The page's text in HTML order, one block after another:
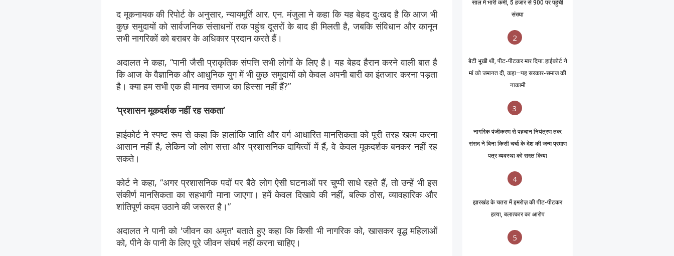
द मूकनायक की रिपोर्ट के अनुसार, न्यायमूर्ति आर. एन. मंजुला ने कहा कि यह बेहद दुःखद है कि आज भी
कुछ समुदायों को सार्वजनिक संसाधनों तक पहुंच दूसरों के बाद ही मिलती है, जबकि संविधान और कानून
सभी नागरिकों को बराबर के अधिकार प्रदान करते हैं।
अदालत ने कहा, “पानी जैसी प्राकृतिक संपत्ति सभी लोगों के लिए है। यह बेहद हैरान करने वाली बात है
कि आज के वैज्ञानिक और आधुनिक युग में भी कुछ समुदायों को केवल अपनी बारी का इंतजार करना पड़ता
है। क्या हम सभी एक ही मानव समाज का हिस्सा नहीं हैं?”
‘प्रशासन मूकदर्शक नहीं रह सकता’
हाईकोर्ट ने स्पष्ट रूप से कहा कि हालांकि जाति और वर्ग आधारित मानसिकता को पूरी तरह खत्म करना
आसान नहीं है, लेकिन जो लोग सत्ता और प्रशासनिक दायित्वों में हैं, वे केवल मूकदर्शक बनकर नहीं रह
सकते।
कोर्ट ने कहा, “अगर प्रशासनिक पदों पर बैठे लोग ऐसी घटनाओं पर चुप्पी साधे रहते हैं, तो उन्हें भी इस
संकीर्ण मानसिकता का सहभागी माना जाएगा। हमें केवल दिखावे की नहीं, बल्कि ठोस, व्यावहारिक और
शांतिपूर्ण कदम उठाने की जरूरत है।”
अदालत ने पानी को 'जीवन का अमृत' बताते हुए कहा कि किसी भी नागरिक को, खासकर वृद्ध महिलाओं
को, पीने के पानी के लिए पूरे जीवन संघर्ष नहीं करना चाहिए।
साल में भारी कमी, 5 हजार से 900 पर पहुंची
संख्या
2
बेटी भूखी थी, पीट-पीटकर मार दिया: हाईकोर्ट ने
मां को जमानत दी, कहा—यह सरकार-समाज की
नाकामी
3
नागरिक पंजीकरण से पहचान नियंत्रण तक:
संसद ने बिना किसी चर्चा के देश की जन्म प्रमाण
पत्र व्यवस्था को सख्त किया
4
झारखंड के चतरा में इमरोज़ की पीट-पीटकर
हत्या, बलात्कार का आरोप
5